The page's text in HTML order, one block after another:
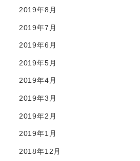
2019年8月
2019年7月
2019年6月
2019年5月
2019年4月
2019年3月
2019年2月
2019年1月
2018年12月